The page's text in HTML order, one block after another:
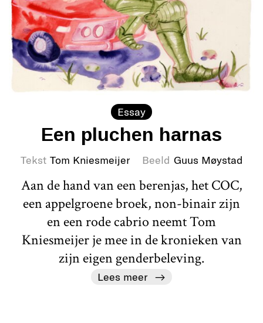
Essay
Een pluchen harnas
Tekst Tom Kniesmeijer Beeld Guus Møystad
Aan de hand van een berenjas, het COC,
een appelgroene broek, non-binair zijn
en een rode cabrio neemt Tom
Kniesmeijer je mee in de kronieken van
zijn eigen genderbeleving.
Lees meer